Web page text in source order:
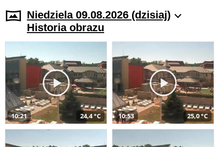
Niedziela 09.08.2026 (dzisiaj)
Historia obrazu
10:21 24,4 °C 10:53 25,0 °C